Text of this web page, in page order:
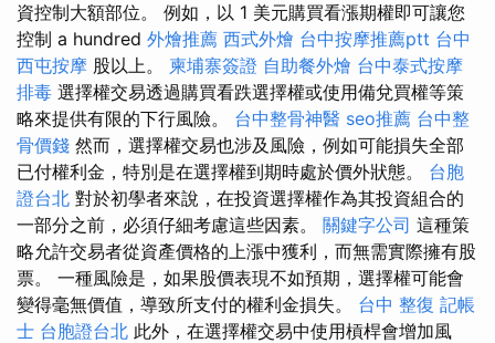
資控制大額部位。 例如，以 1 美元購買看漲期權即可讓您
控制 a hundred 外燴推薦 西式外燴 台中按摩推薦ptt 台中
西屯按摩 股以上。 柬埔寨簽證 自助餐外燴 台中泰式按摩
排毒 選擇權交易透過購買看跌選擇權或使用備兌買權等策
略來提供有限的下行風險。 台中整骨神醫 seo推薦 台中整
骨價錢 然而，選擇權交易也涉及風險，例如可能損失全部
已付權利金，特別是在選擇權到期時處於價外狀態。 台胞
證台北 對於初學者來說，在投資選擇權作為其投資組合的
一部分之前，必須仔細考慮這些因素。 關鍵字公司 這種策
略允許交易者從資產價格的上漲中獲利，而無需實際擁有股
票。 一種風險是，如果股價表現不如預期，選擇權可能會
變得毫無價值，導致所支付的權利金損失。 台中 整復 記帳
士 台胞證台北 此外，在選擇權交易中使用槓桿會增加風